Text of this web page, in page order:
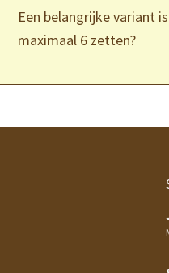
Een belangrijke variant
maximaal 6 zetten?